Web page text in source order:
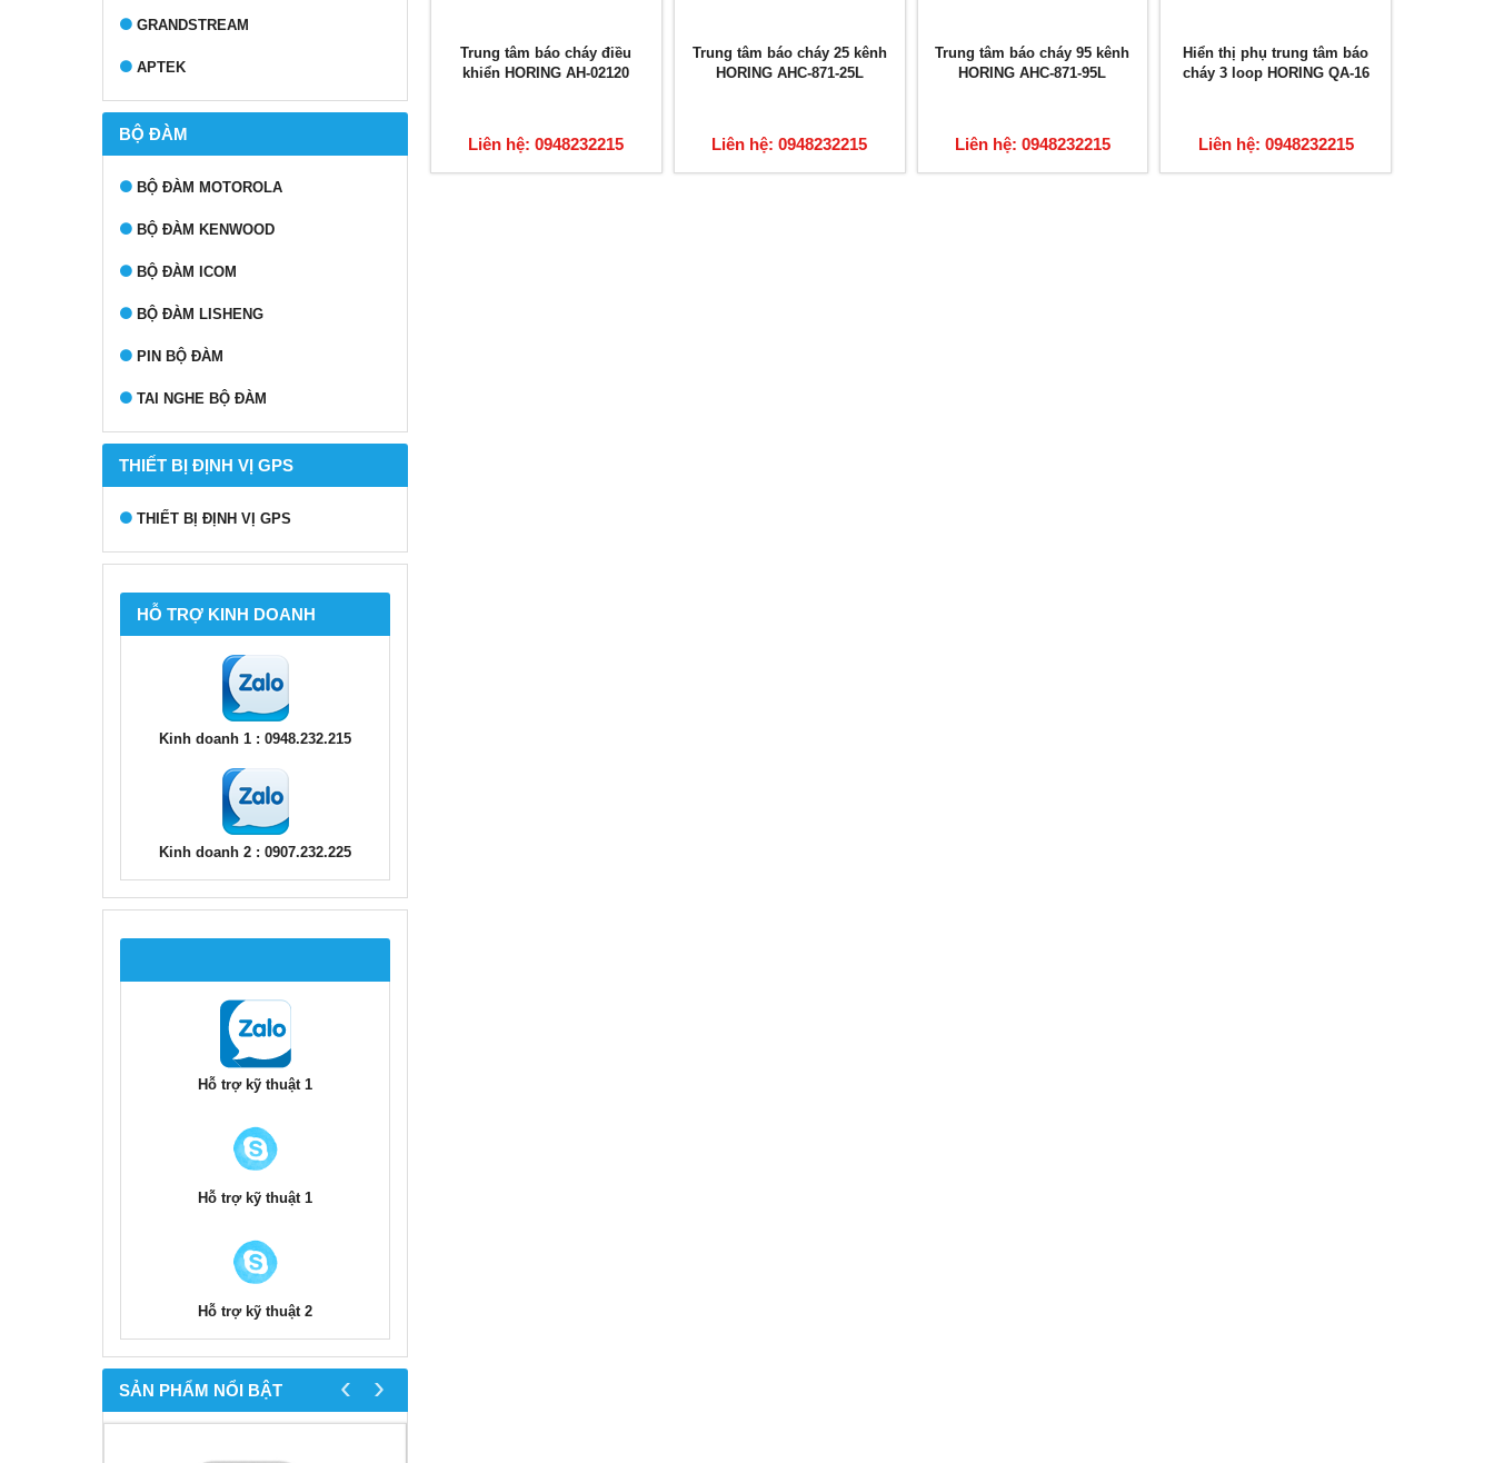
GRANDSTREAM
APTEK
BỘ ĐÀM
BỘ ĐÀM MOTOROLA
BỘ ĐÀM KENWOOD
BỘ ĐÀM ICOM
BỘ ĐÀM LISHENG
PIN BỘ ĐÀM
TAI NGHE BỘ ĐÀM
THIẾT BỊ ĐỊNH VỊ GPS
THIẾT BỊ ĐỊNH VỊ GPS
HỖ TRỢ KINH DOANH
Kinh doanh 1 : 0948.232.215
Kinh doanh 2 : 0907.232.225
Hỗ trợ kỹ thuật 1
Hỗ trợ kỹ thuật 1
Hỗ trợ kỹ thuật 2
SẢN PHẨM NỔI BẬT ‹ ›
Trung tâm báo cháy điều
khiển HORING AH-02120
Liên hệ: 0948232215
Trung tâm báo cháy 25 kênh
HORING AHC-871-25L
Liên hệ: 0948232215
Trung tâm báo cháy 95 kênh
HORING AHC-871-95L
Liên hệ: 0948232215
Hiển thị phụ trung tâm báo
cháy 3 loop HORING QA-16
Liên hệ: 0948232215